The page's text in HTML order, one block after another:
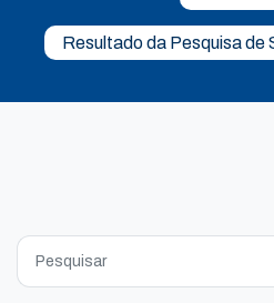
Resultado da Pesquisa de